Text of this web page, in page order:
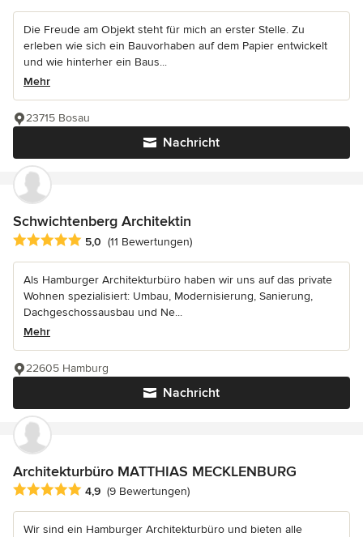
Die Freude am Objekt steht für mich an erster Stelle. Zu
erleben wie sich ein Bauvorhaben auf dem Papier entwickelt
und wie hinterher ein Baus...
Mehr
Nachricht
23715 Bosau
Schwichtenberg Architektin
Durchschnittliche Bewertung: 5 von 5 Sternen
5,0 (11 Bewertungen)
Als Hamburger Architekturbüro haben wir uns auf das private
Wohnen spezialisiert: Umbau, Modernisierung, Sanierung,
Dachgeschossausbau und Ne...
Mehr
Nachricht
22605 Hamburg
Architekturbüro MATTHIAS MECKLENBURG
Durchschnittliche Bewertung: 4.9 von 5 Sternen
4,9 (9 Bewertungen)
Wir sind ein Hamburger Architekturbüro und bieten alle